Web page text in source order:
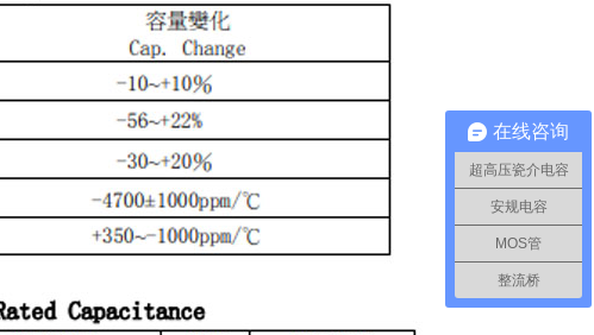
在线咨询
超高压瓷介电容
安规电容
MOS管
整流桥